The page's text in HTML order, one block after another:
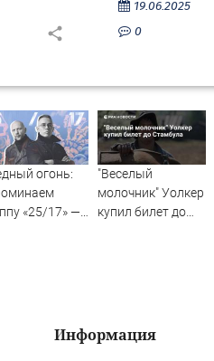
19.06.2025
0
огонь:
«25/17» —
"Веселый
молочник" Уолкер
купил билет до
Информация